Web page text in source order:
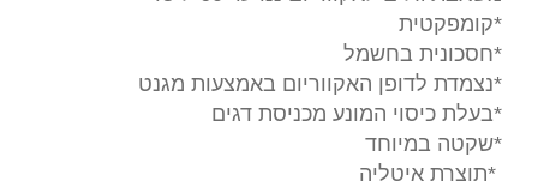
*קומפקטית
*חסכונית בחשמל
*נצמדת לדופן האקווריום באמצעות מגנט
*בעלת כיסוי המונע מכניסת דגים
*שקטה במיוחד
*תוצרת איטליה